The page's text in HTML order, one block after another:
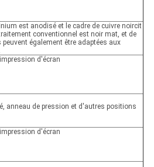
est anodisé et le cadre de cuivre noircit
conventionnel est noir mat, et de
également être adaptées aux
d'écran
anneau de pression et d'autres positions
d'écran